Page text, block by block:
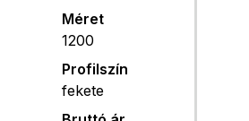
Méret
1200
Profilszín
fekete